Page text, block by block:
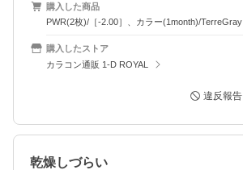
購入した商品
PWR(2枚)/［-2.00］、カラー(1month)/TerreGray
購入したストア
カラコン通販 1-D ROYAL
違反報告
乾燥しづらい